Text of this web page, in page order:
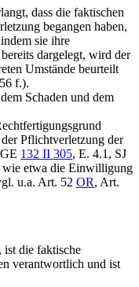
dass die faktischen
begangen haben,
sie ihre
dargelegt, wird der
Umstände beurteilt
f.).
Schaden und dem
Pflichtverletzung der
132 II 305, E. 4.1, SJ
wie etwa die Einwilligung
u.a. Art. 52 OR, Art.
ist die faktische
verantwortlich und ist